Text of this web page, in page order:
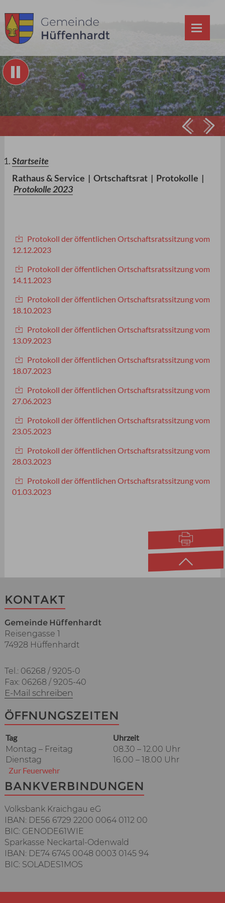
Prev
Startseite
Rathaus & Service | Ortschaftsrat| Protokolle |
Protokolle 2023
Protokoll der öffentlichen Ortschaftsratssitzung vom
12.12.2023
Protokoll der öffentlichen Ortschaftsratssitzung vom
14.11.2023
Protokoll der öffentlichen Ortschaftsratssitzung vom
18.10.2023
Protokoll der öffentlichen Ortschaftsratssitzung vom
13.09.2023
Protokoll der öffentlichen Ortschaftsratssitzung vom
18.07.2023
Protokoll der öffentlichen Ortschaftsratssitzung vom
27.06.2023
Protokoll der öffentlichen Ortschaftsratssitzung vom
23.05.2023
Protokoll der öffentlichen Ortschaftsratssitzung vom
28.03.2023
Protokoll der öffentlichen Ortschaftsratssitzung vom
01.03.2023
KONTAKT
Gemeinde Hüffenhardt
Reisengasse 1
74928 Hüffenhardt
Tel.: 06268 / 9205-0
Fax: 06268 / 9205-40
E-Mail schreiben
ÖFFNUNGSZEITEN
Tag
Uhrzeit
Montag – Freitag
08.30 – 12.00 Uhr
Dienstag
16.00 – 18.00 Uhr
Zur Feuerwehr
BANKVERBINDUNGEN
Volksbank Kraichgau eG
IBAN: DE56 6729 2200 0064 0112 00
BIC: GENODE61WIE
Sparkasse Neckartal-Odenwald
IBAN: DE74 6745 0048 0003 0145 94
BIC: SOLADES1MOS